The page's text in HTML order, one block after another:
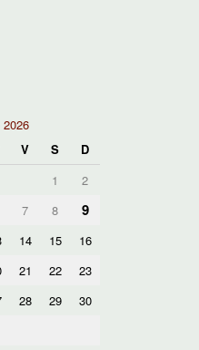
V S
D
1
2
7 8 9
14 15
16
21 22
23
28 29
30